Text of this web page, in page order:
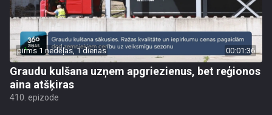
pirms 1 nedēļas, 1 dienas 00:01:36
Graudu kulšana uzņem apgriezienus, bet reģionos
aina atšķiras
410. epizode